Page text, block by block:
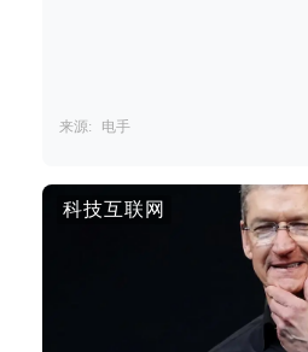
来源: 电手
科技互联网